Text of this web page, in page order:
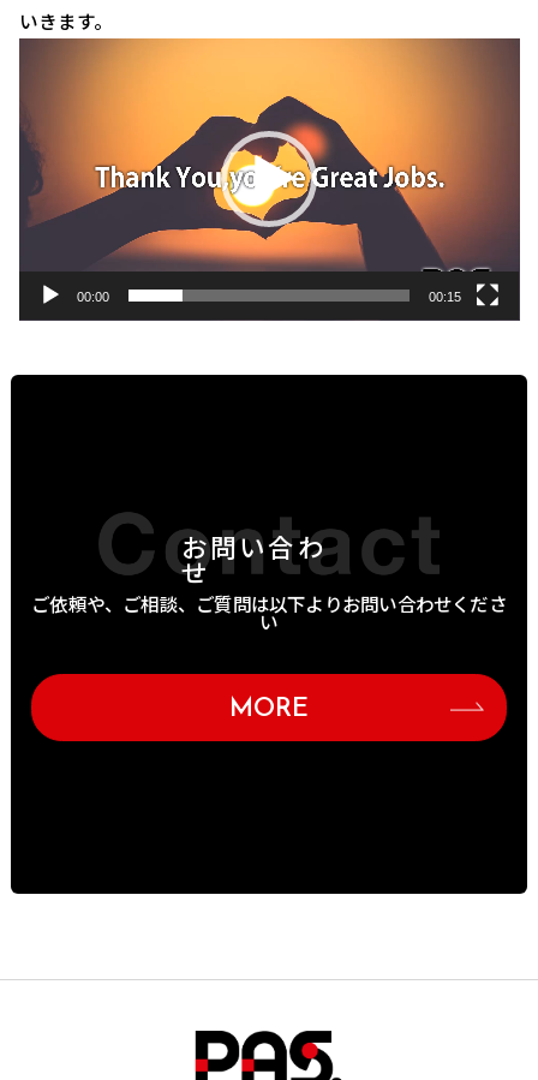
いきます。
動
レ
ー
ヤ
ー
00:00 00:15
お問い合わ
せ
ご依頼や、ご相談、ご質問は以下よりお問い合わせくださ
い
MORE